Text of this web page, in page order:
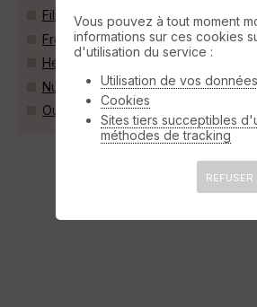
Fillièvres (62770)
Frévent (62270)
Hem-Hardinval (80600)
Nuncq-Hautecôte (62270)
Outrebois (80600)
Vous pouvez à tout moment
informations sur ces cookies
d'utilisation du service :
Utilisation de vos
Cookies
Sites tiers succeptibles
méthodes de tracking
REFUSER